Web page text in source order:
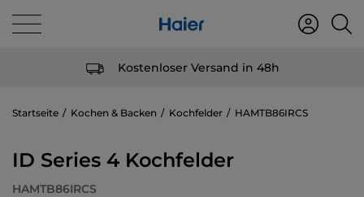
Kostenloser Versand in 48h
Startseite Kochen & Backen Kochfelder HAMTB86IRCS
ID Series 4 Kochfelder
HAMTB86IRCS